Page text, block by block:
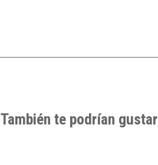
También te podrían gustar